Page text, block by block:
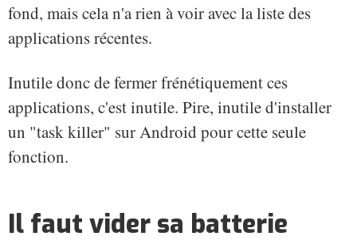
fond, mais cela n'a rien à voir avec la liste des
applications récentes.
Inutile donc de fermer frénétiquement ces
applications, c'est inutile. Pire, inutile d'installer
un "task killer" sur Android pour cette seule
fonction.
Il faut vider sa batterie